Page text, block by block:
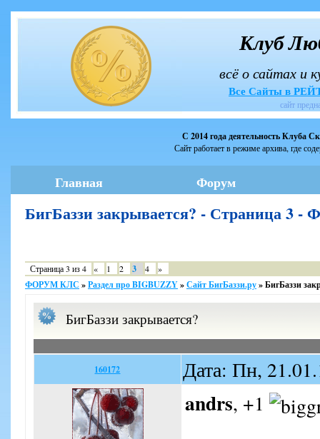
Клуб
всё о сайтах и
Все Сайты в
сайт
С 2014 года деятельность Клуба
Сайт работает в режиме архива, где
Главная Форум
БигБаззи закрывается? - Страница
Страница3 из4 « 1 2 3 4 »
ФОРУМ КЛС »Раздел про BIGBUZZY»Сайт БигБаззи.ру»БигБаззи
БигБаззи закрывается?
160172 Дата: Пн,
andrs, +1